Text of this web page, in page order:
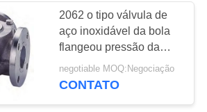
de
diferencial
17
2062 o tipo válvula de
aço inoxidável da bola
flangeou pressão da
maneira 150LB do fim 5
negotiable MOQ:Negociação
CONTATO